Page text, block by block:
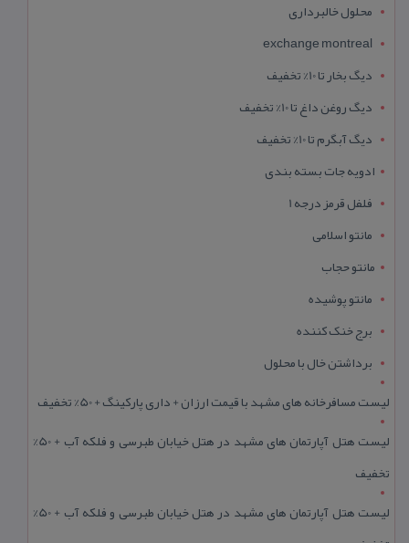
محلول خالبرداری
exchange montreal
دیگ بخار تا 10% تخفیف
دیگ روغن داغ تا 10% تخفیف
دیگ آبگرم تا 10% تخفیف
ادویه جات بسته بندی
فلفل قرمز درجه 1
مانتو اسلامی
مانتو حجاب
مانتو پوشیده
برج خنک کننده
برداشتن خال با محلول
لیست مسافرخانه های مشهد با قیمت ارزان + داری پارکینگ + 50% تخفیف
لیست هتل آپارتمان های مشهد در هتل خیابان طبرسی و فلکه آب + 50%
تخفیف
لیست هتل آپارتمان های مشهد در هتل خیابان طبرسی و فلکه آب + 50%